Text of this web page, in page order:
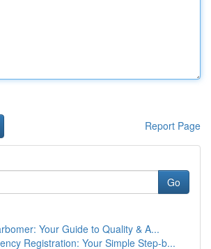
Report Page
Go
Your Guide to Quality & A...
Registration: Your Simple Step-b...